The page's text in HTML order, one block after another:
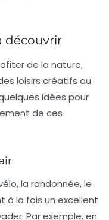
découvrir
de la nature,
loisirs créatifs ou
idées pour
de ces
la randonnée, le
à la fois un excellent
Par exemple, en